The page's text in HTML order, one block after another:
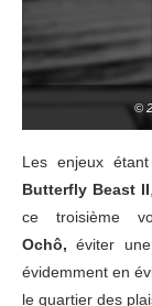
©
Les enjeux
Butterfly Beast II
ce troisième
Ochô, éviter
évidemment en
le quartier des